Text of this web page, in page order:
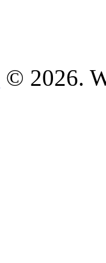
© 2026.